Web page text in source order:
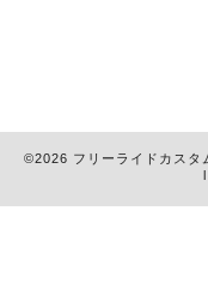
©2026 フリーライドカス